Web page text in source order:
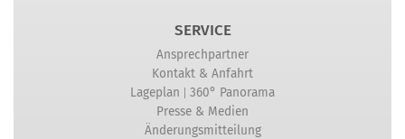
SERVICE
Ansprechpartner
Kontakt & Anfahrt
Lageplan | 360° Panorama
Presse & Medien
Änderungsmitteilung